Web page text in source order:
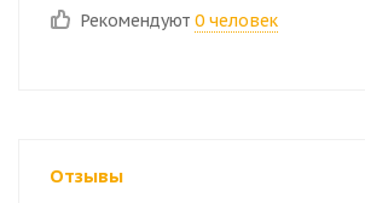
Рекомендуют 0 человек
Отзывы